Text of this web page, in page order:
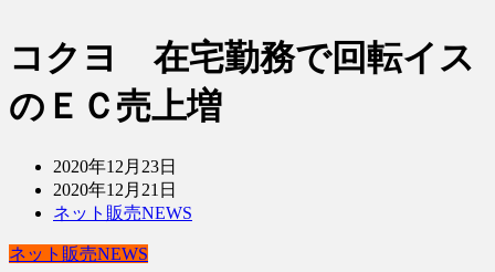
コクヨ 在宅勤務で回転イス
のＥＣ売上増
2020年12月23日
2020年12月21日
ネット販売NEWS
ネット販売NEWS